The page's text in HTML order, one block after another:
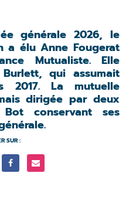
générale 2026, le
a élu Anne Fougerat
Mutualiste. Elle
qui assumait
2017. La mutuelle
dirigée par deux
conservant ses
SUR :